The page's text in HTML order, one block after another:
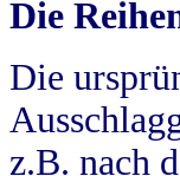
Die
Die
z.B. nach